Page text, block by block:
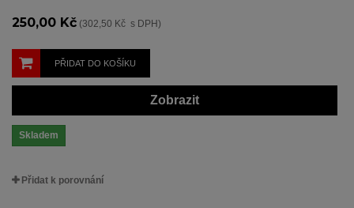
250,00 Kč (302,50 Kč s DPH)
PŘIDAT DO KOŠÍKU
Zobrazit
Skladem
Přidat k porovnání